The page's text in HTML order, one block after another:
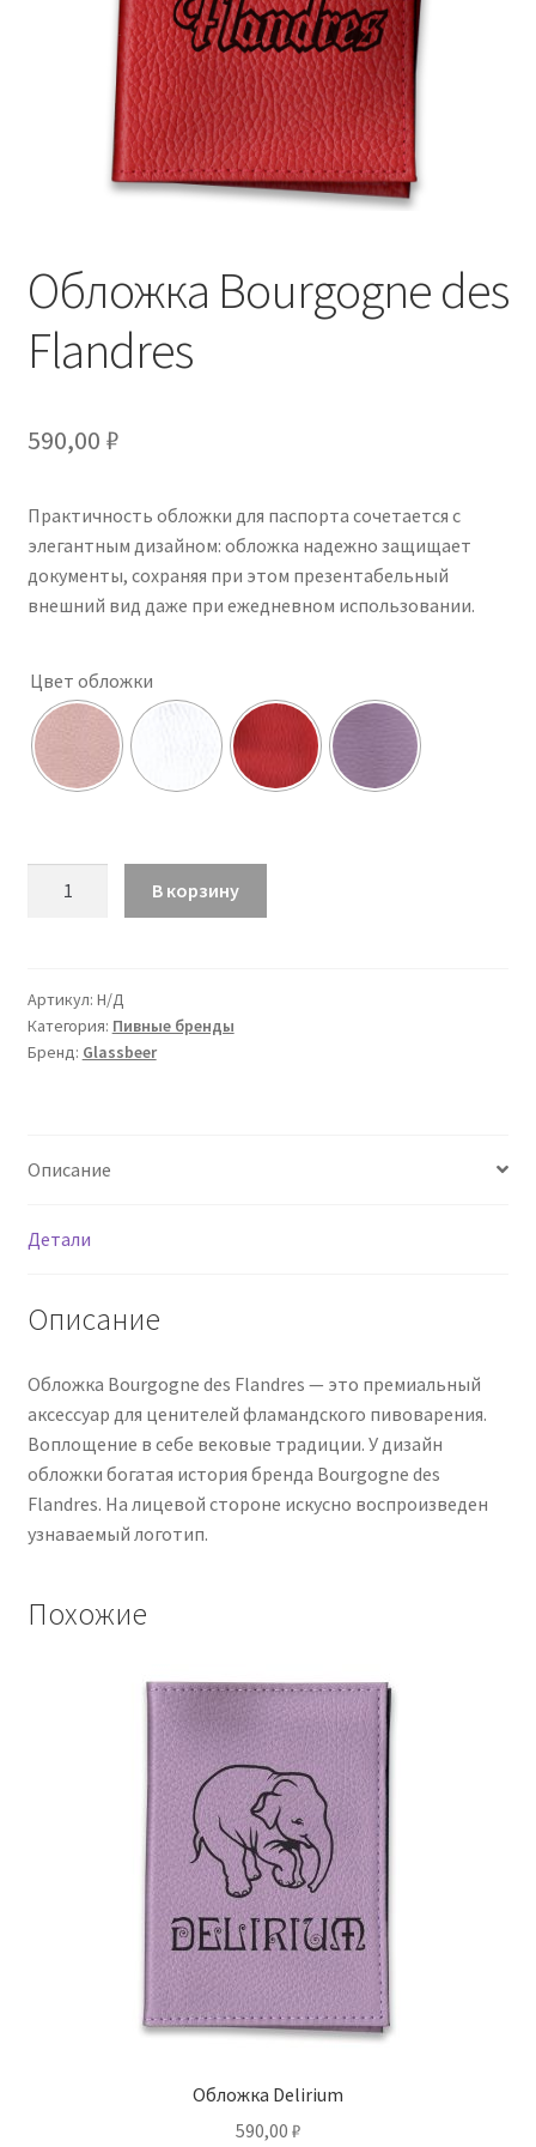
Обложка Bourgogne des
Flandres
590,00 ₽
Практичность обложки для паспорта сочетается с
элегантным дизайном: обложка надежно защищает
документы, сохраняя при этом презентабельный
внешний вид даже при ежедневном использовании.
Цвет обложки
des
Flandres
В корзину
Артикул: Н/Д
Категория: Пивные бренды
Бренд: Glassbeer
Описание
Детали
Описание
Обложка Bourgogne des Flandres — это премиальный
аксессуар для ценителей фламандского пивоварения.
Воплощение в себе вековые традиции. У дизайн
обложки богатая история бренда Bourgogne des
Flandres. На лицевой стороне искусно воспроизведен
узнаваемый логотип.
Похожие
Обложка Delirium
590,00 ₽